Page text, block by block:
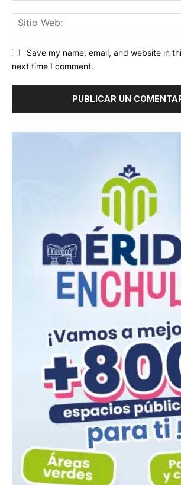
Save my name, email, and website in
next time I comment.